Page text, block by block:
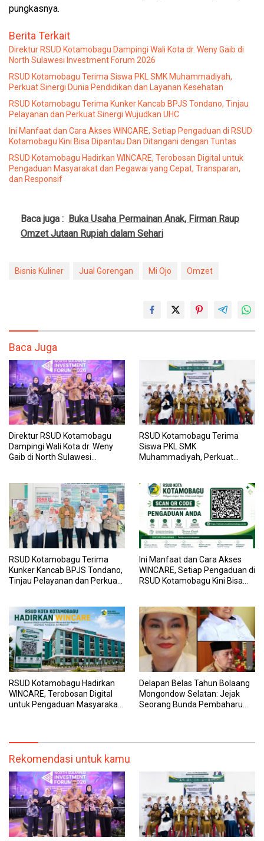
pungkasnya.
Berita Terkait
Direktur RSUD Kotamobagu Dampingi Wali Kota dr. Weny Gaib di
North Sulawesi Investment Forum 2026
RSUD Kotamobagu Terima Siswa PKL SMK Muhammadiyah,
Perkuat Sinergi Dunia Pendidikan dan Layanan Kesehatan
RSUD Kotamobagu Terima Kunker Kancab BPJS Tondano, Tinjau
Pelayanan dan Perkuat Sinergi Wujudkan UHC
Ini Manfaat dan Cara Akses WINCARE, Setiap Pengaduan di RSUD
Kotamobagu Kini Bisa Dipantau Dan Ditangani dengan Tuntas
RSUD Kotamobagu Hadirkan WINCARE, Terobosan Digital untuk
Pengaduan Masyarakat dan Pegawai yang Cepat, Transparan,
dan Responsif
Baca juga : Buka Usaha Permainan Anak, Firman Raup
Omzet Jutaan Rupiah dalam Sehari
Bisnis Kuliner Jual Gorengan Mi Ojo Omzet
Baca Juga
Direktur RSUD Kotamobagu
Dampingi Wali Kota dr. Weny
Gaib di North Sulawesi
RSUD Kotamobagu Terima
Siswa PKL SMK
Muhammadiyah, Perkuat
RSUD Kotamobagu Terima
Kunker Kancab BPJS Tondano,
Tinjau Pelayanan dan Perkuat
Ini Manfaat dan Cara Akses
WINCARE, Setiap Pengaduan di
RSUD Kotamobagu Kini Bisa
RSUD Kotamobagu Hadirkan
WINCARE, Terobosan Digital
untuk Pengaduan Masyarakat
Delapan Belas Tahun Bolaang
Mongondow Selatan: Jejak
Seorang Bunda Pembaharu
Rekomendasi untuk kamu